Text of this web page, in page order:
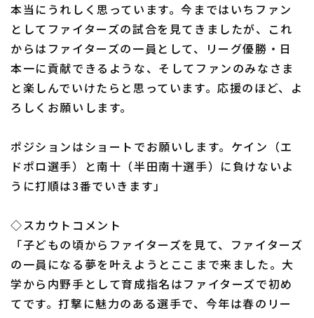
本当にうれしく思っています。今まではいちファン
としてファイターズの試合を見てきましたが、これ
からはファイターズの一員として、リーグ優勝・日
本一に貢献できるような、そしてファンのみなさま
と楽しんでいけたらと思っています。応援のほど、よ
ろしくお願いします。
ポジションはショートでお願いします。ケイン（エ
ドポロ選手）と南十（半田南十選手）に負けないよ
うに打順は3番でいきます」
◇スカウトコメント
「子どもの頃からファイターズを見て、ファイターズ
の一員になる夢を叶えようとここまで来ました。大
学から内野手として育成指名はファイターズで初め
てです。打撃に魅力のある選手で、今年は春のリー